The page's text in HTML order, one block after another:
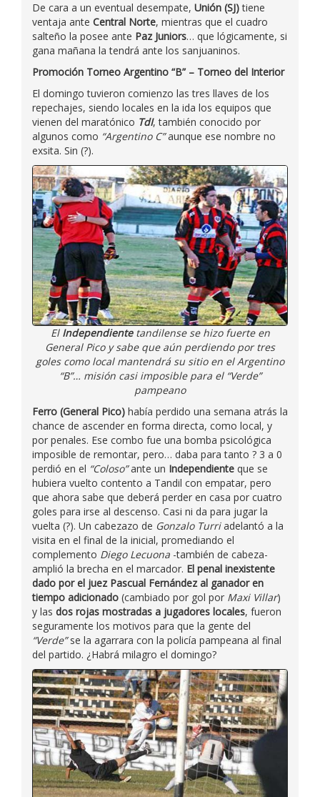
De cara a un eventual desempate, Unión (SJ)tiene
ventaja ante Central Norte, mientras que el cuadro
salteño la posee ante Paz Juniors… que lógicamente, si
gana mañana la tendrá ante los sanjuaninos.
Promoción Torneo Argentino “B” – Torneo del Interior
El domingo tuvieron comienzo las tres llaves de los
repechajes, siendo locales en la ida los equipos que
vienen del maratónico TdI, también conocido por
algunos como “Argentino C”aunque ese nombre no
exsita. Sin (?).
El Independientetandilense se hizo fuerte en
General Pico y sabe que aún perdiendo por tres
goles como local mantendrá su sitio en el Argentino
“B”… misión casi imposible para el “Verde”
pampeano
Ferro (General Pico) había perdido una semana atrás la
chance de ascender en forma directa, como local, y
por penales. Ese combo fue una bomba psicológica
imposible de remontar, pero… daba para tanto ? 3 a 0
perdió en el “Coloso”ante un Independiente que se
hubiera vuelto contento a Tandil con empatar, pero
que ahora sabe que deberá perder en casa por cuatro
goles para irse al descenso. Casi ni da para jugar la
vuelta (?). Un cabezazo de Gonzalo Turriadelantó a la
visita en el final de la inicial, promediando el
complemento Diego Lecuona -también de cabeza-
amplió la brecha en el marcador. El penal inexistente
dado por el juez Pascual Fernández al ganador en
tiempo adicionado (cambiado por gol por Maxi Villar)
y las dos rojas mostradas a jugadores locales, fueron
seguramente los motivos para que la gente del
“Verde”se la agarrara con la policía pampeana al final
del partido. ¿Habrá milagro el domingo?